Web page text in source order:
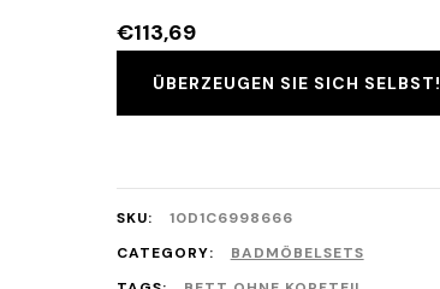
€113,69
ÜBERZEUGEN SIE SICH SELBST!
SKU:
10D1C6998666
CATEGORY:
BADMÖBELSETS